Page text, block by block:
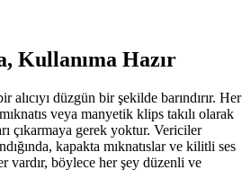
Kullanıma Hazır
düzgün bir şekilde barındırır. Her
veya manyetik klips takılı olarak
çıkarmaya gerek yoktur. Vericiler
kapakta mıknatıslar ve kilitli ses
vardır, böylece her şey düzenli ve